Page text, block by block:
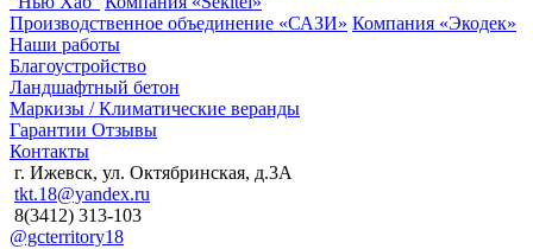
Производственное объединение «САЗИ» Компания «Экодек»
Наши работы
Благоустройство
Ландшафтный бетон
Маркизы / Климатические веранды
Гарантии Отзывы
Контакты
г. Ижевск, ул. Октябринская, д.3А
tkt.18@yandex.ru
8(3412) 313-103
@gcterritory18